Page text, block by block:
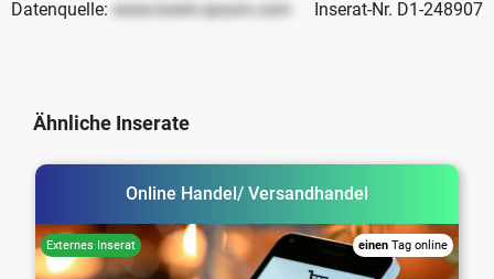
Datenquelle: www.lorem-ipsum.com Inserat-Nr. D1-248907
Ähnliche Inserate
Online Handel/ Versandhandel
einen Tag online